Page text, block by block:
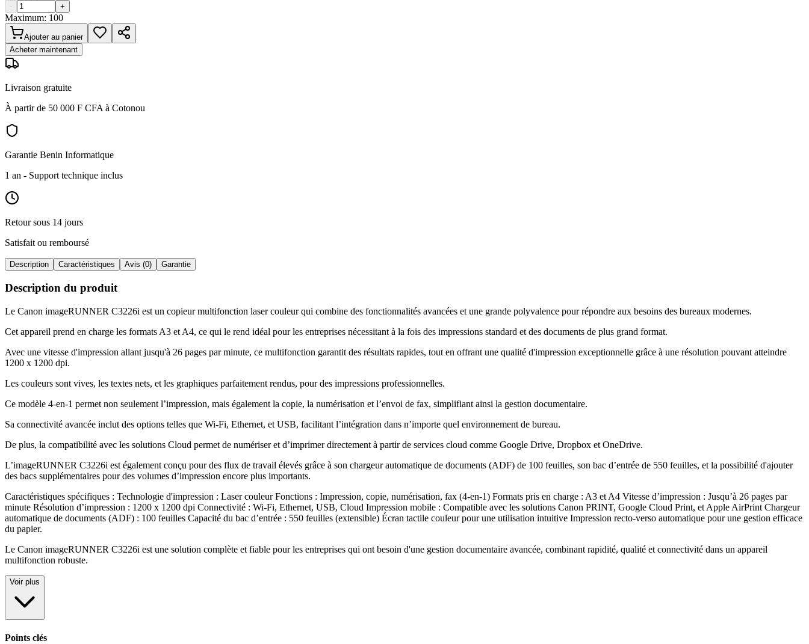
- +
Maximum: 100
Ajouter au panier
Acheter maintenant
Livraison gratuite
À partir de 50 000 F CFA à Cotonou
Garantie Benin Informatique
1 an - Support technique inclus
Retour sous 14 jours
Satisfait ou remboursé
Description Caractéristiques Avis (0) Garantie
Description du produit
Le Canon imageRUNNER C3226i est un copieur multifonction laser couleur qui combine des fonctionnalités avancées et une grande polyvalence pour répondre aux besoins des bureaux modernes.
Cet appareil prend en charge les formats A3 et A4, ce qui le rend idéal pour les entreprises nécessitant à la fois des impressions standard et des documents de plus grand format.
Avec une vitesse d'impression allant jusqu'à 26 pages par minute, ce multifonction garantit des résultats rapides, tout en offrant une qualité d'impression exceptionnelle grâce à une résolution pouvant atteindre
1200 x 1200 dpi.
Les couleurs sont vives, les textes nets, et les graphiques parfaitement rendus, pour des impressions professionnelles.
Ce modèle 4-en-1 permet non seulement l’impression, mais également la copie, la numérisation et l’envoi de fax, simplifiant ainsi la gestion documentaire.
Sa connectivité avancée inclut des options telles que Wi-Fi, Ethernet, et USB, facilitant l’intégration dans n’importe quel environnement de bureau.
De plus, la compatibilité avec les solutions Cloud permet de numériser et d’imprimer directement à partir de services cloud comme Google Drive, Dropbox et OneDrive.
L’imageRUNNER C3226i est également conçu pour des flux de travail élevés grâce à son chargeur automatique de documents (ADF) de 100 feuilles, son bac d’entrée de 550 feuilles, et la possibilité d'ajouter
des bacs supplémentaires pour des volumes d’impression encore plus importants.
Caractéristiques spécifiques : Technologie d'impression : Laser couleur Fonctions : Impression, copie, numérisation, fax (4-en-1) Formats pris en charge : A3 et A4 Vitesse d’impression : Jusqu’à 26 pages par
minute Résolution d’impression : 1200 x 1200 dpi Connectivité : Wi-Fi, Ethernet, USB, Cloud Impression mobile : Compatible avec les solutions Canon PRINT, Google Cloud Print, et Apple AirPrint Chargeur
automatique de documents (ADF) : 100 feuilles Capacité du bac d’entrée : 550 feuilles (extensible) Écran tactile couleur pour une utilisation intuitive Impression recto-verso automatique pour une gestion efficace
du papier.
Le Canon imageRUNNER C3226i est une solution complète et fiable pour les entreprises qui ont besoin d'une gestion documentaire avancée, combinant rapidité, qualité et connectivité dans un appareil
multifonction robuste.
Voir plus
Points clés